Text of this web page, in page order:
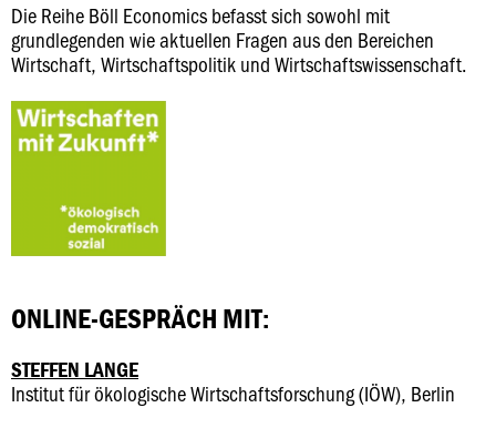
Die Reihe Böll Economics befasst sich sowohl mit
grundlegenden wie aktuellen Fragen aus den Bereichen
Wirtschaft, Wirtschaftspolitik und Wirtschaftswissenschaft.
ONLINE-GESPRÄCH MIT:
STEFFEN LANGE
Institut für ökologische Wirtschaftsforschung (IÖW), Berlin